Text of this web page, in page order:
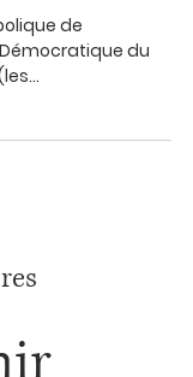
de
du